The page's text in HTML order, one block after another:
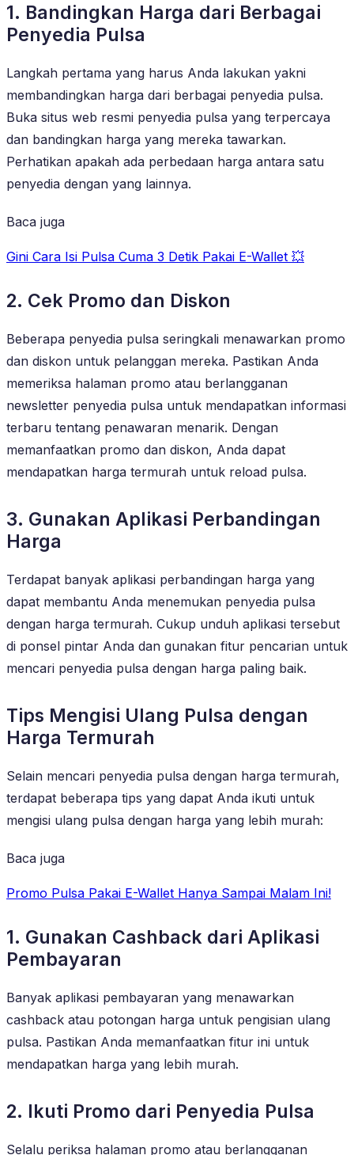
1. Bandingkan Harga dari Berbagai
Penyedia Pulsa
Langkah pertama yang harus Anda lakukan yakni
membandingkan harga dari berbagai penyedia pulsa.
Buka situs web resmi penyedia pulsa yang terpercaya
dan bandingkan harga yang mereka tawarkan.
Perhatikan apakah ada perbedaan harga antara satu
penyedia dengan yang lainnya.
Baca juga
Gini Cara Isi Pulsa Cuma 3 Detik Pakai E-Wallet 💥
2. Cek Promo dan Diskon
Beberapa penyedia pulsa seringkali menawarkan promo
dan diskon untuk pelanggan mereka. Pastikan Anda
memeriksa halaman promo atau berlangganan
newsletter penyedia pulsa untuk mendapatkan informasi
terbaru tentang penawaran menarik. Dengan
memanfaatkan promo dan diskon, Anda dapat
mendapatkan harga termurah untuk reload pulsa.
3. Gunakan Aplikasi Perbandingan
Harga
Terdapat banyak aplikasi perbandingan harga yang
dapat membantu Anda menemukan penyedia pulsa
dengan harga termurah. Cukup unduh aplikasi tersebut
di ponsel pintar Anda dan gunakan fitur pencarian untuk
mencari penyedia pulsa dengan harga paling baik.
Tips Mengisi Ulang Pulsa dengan
Harga Termurah
Selain mencari penyedia pulsa dengan harga termurah,
terdapat beberapa tips yang dapat Anda ikuti untuk
mengisi ulang pulsa dengan harga yang lebih murah:
Baca juga
Promo Pulsa Pakai E-Wallet Hanya Sampai Malam Ini!
1. Gunakan Cashback dari Aplikasi
Pembayaran
Banyak aplikasi pembayaran yang menawarkan
cashback atau potongan harga untuk pengisian ulang
pulsa. Pastikan Anda memanfaatkan fitur ini untuk
mendapatkan harga yang lebih murah.
2. Ikuti Promo dari Penyedia Pulsa
Selalu periksa halaman promo atau berlangganan